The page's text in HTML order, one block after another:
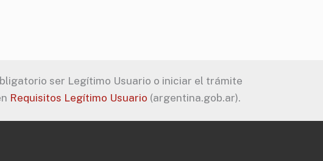
ser Legítimo Usuario o iniciar el trámite
Requisitos Legítimo Usuario (argentina.gob.ar).